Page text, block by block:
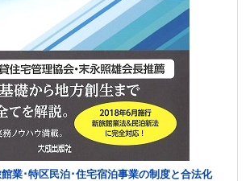
業･特区民泊･住宅宿泊事業の制度と合法化